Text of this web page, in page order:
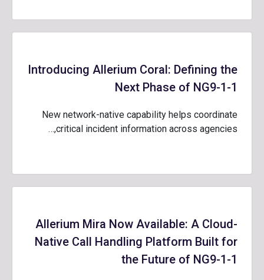
Introducing Allerium Coral: Defining the
Next Phase of NG9-1-1
New network-native capability helps coordinate
critical incident information across agencies,…
Allerium Mira Now Available: A Cloud-
Native Call Handling Platform Built for
the Future of NG9-1-1